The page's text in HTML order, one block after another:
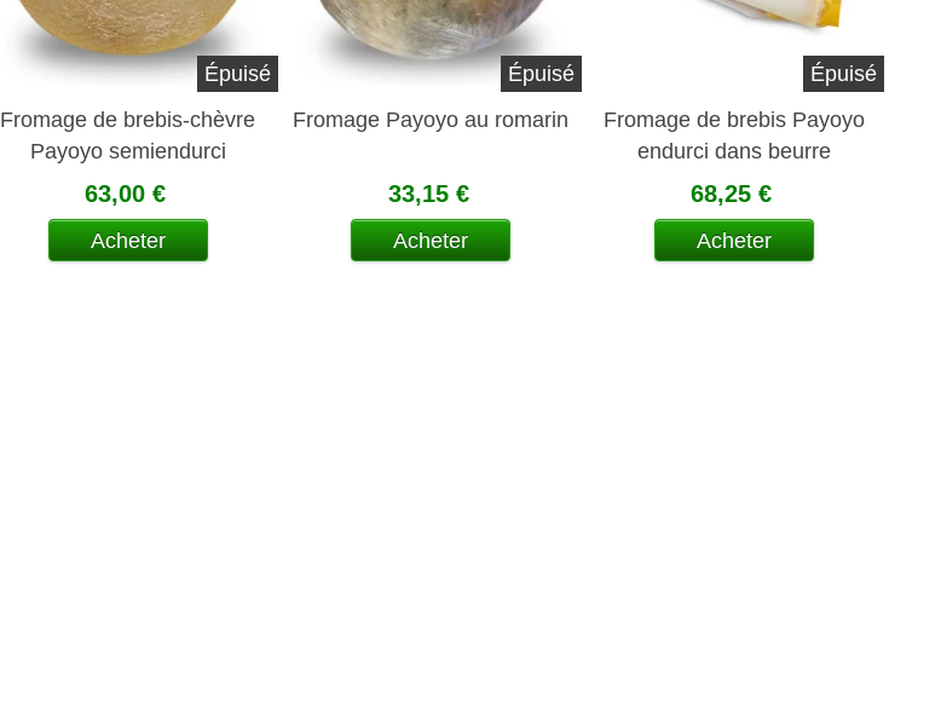
Épuisé
Fromage de brebis-chèvre
Payoyo semiendurci
63,00 €
Acheter
Épuisé
Fromage Payoyo au romarin
33,15 €
Acheter
Épuisé
Fromage de brebis Payoyo
endurci dans beurre
68,25 €
Acheter